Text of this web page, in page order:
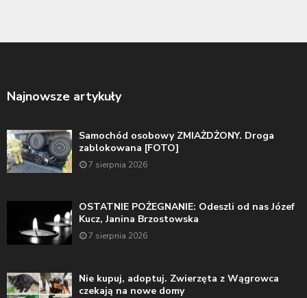
Najnowsze artykuły
Samochód osobowy ZMIAŻDŻONY. Droga
zablokowana [FOTO]
7 sierpnia 2026
OSTATNIE POŻEGNANIE: Odeszli od nas Józef
Kucz, Janina Brzostowska
7 sierpnia 2026
Nie kupuj, adoptuj. Zwierzęta z Wągrowca
czekają na nowe domy